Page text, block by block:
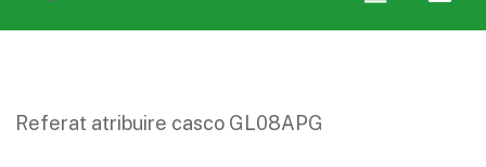
Referat atribuire casco GL08APG